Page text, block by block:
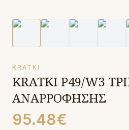
Κήπος
Εκκλησιαστικά
Σχετικά
KRATKI
KRATKI P49/W3
ΑΝΑΡΡΟΦΗΣΗΣ
95.48€